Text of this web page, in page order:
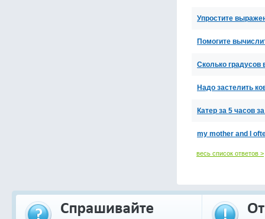
Упростите
Помогите
Сколько градусов
Надо застелить
Катер за 5 часов
my mother and I
весь список ответов >